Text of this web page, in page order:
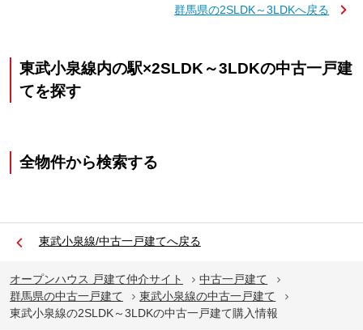
群馬県の2SLDK～3LDKへ戻る
東武小泉線内の駅×2SLDK～3LDKの中古一戸建
てを探す
全物件から検索する
東武小泉線/中古一戸建てへ戻る
オープンハウス 戸建て仲介サイト
中古一戸建て
群馬県の中古一戸建て
東武小泉線の中古一戸建て
東武小泉線の2SLDK～3LDKの中古一戸建て購入情報